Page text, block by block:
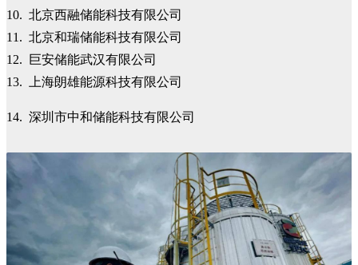
10. 北京西融储能科技有限公司
11. 北京和瑞储能科技有限公司
12. 巨安储能武汉有限公司
13. 上海朗雄能源科技有限公司
14. 深圳市中和储能科技有限公司